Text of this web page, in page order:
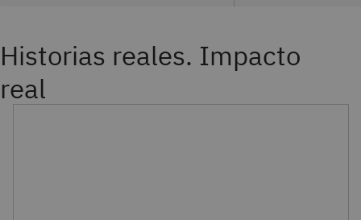
Historias reales. Impacto
real